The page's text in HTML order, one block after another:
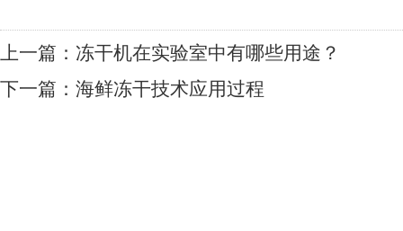
上一篇： 冻干机在实验室中有哪些用途？
下一篇： 海鲜冻干技术应用过程